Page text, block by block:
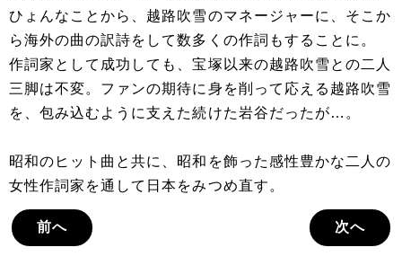
ひょんなことから、越路吹雪のマネージャーに、そこか
ら海外の曲の訳詩をして数多くの作詞もすることに。
作詞家として成功しても、宝塚以来の越路吹雪との二人
三脚は不変。ファンの期待に身を削って応える越路吹雪
を、包み込むように支えた続けた岩谷だったが…。
昭和のヒット曲と共に、昭和を飾った感性豊かな二人の
女性作詞家を通して日本をみつめ直す。
前へ 次へ